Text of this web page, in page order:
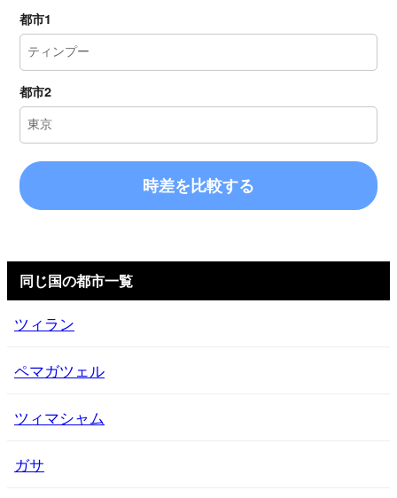
都市1
都市2
時差を比較する
同じ国の都市一覧
ツィラン
ペマガツェル
ツィマシャム
ガサ